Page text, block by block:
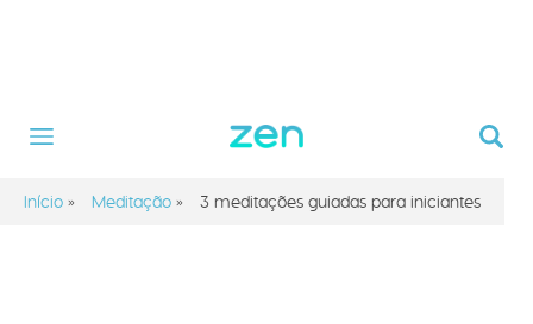
Início » Meditação » 3 meditações guiadas para iniciantes